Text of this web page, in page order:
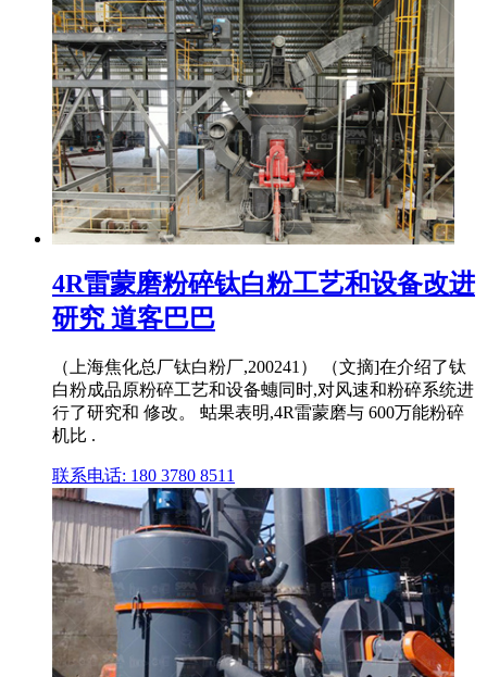
4R雷蒙磨粉碎钛白粉工艺和设备改进
研究 道客巴巴
（上海焦化总厂钛白粉厂,200241） （文摘]在介绍了钛
白粉成品原粉碎工艺和设备蟪同时,对风速和粉碎系统进
行了研究和 修改。 蛄果表明,4R雷蒙磨与 600万能粉碎
机比 .
联系电话: 180 3780 8511